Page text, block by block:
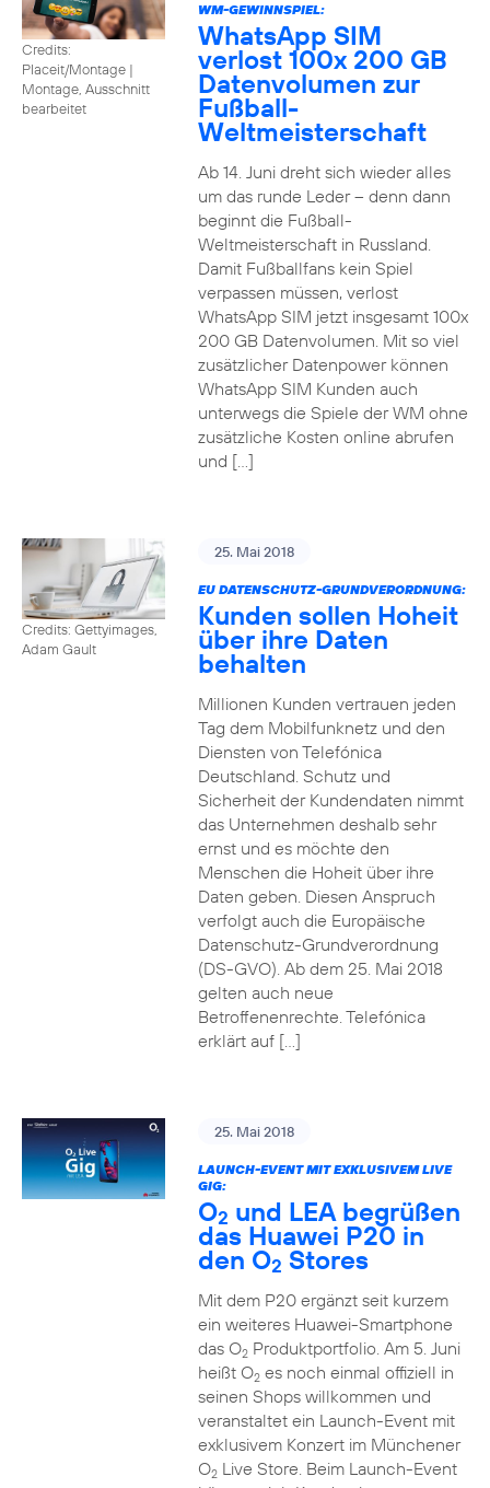
Credits:
Placeit/Montage |
Montage, Ausschnitt
bearbeitet
WM-GEWINNSPIEL:
WhatsApp SIM
verlost 100x 200 GB
Datenvolumen zur
Fußball-
Weltmeisterschaft
Ab 14. Juni dreht sich wieder alles
um das runde Leder – denn dann
beginnt die Fußball-
Weltmeisterschaft in Russland.
Damit Fußballfans kein Spiel
verpassen müssen, verlost
WhatsApp SIM jetzt insgesamt 100x
200 GB Datenvolumen. Mit so viel
zusätzlicher Datenpower können
WhatsApp SIM Kunden auch
unterwegs die Spiele der WM ohne
zusätzliche Kosten online abrufen
und […]
Credits: Gettyimages,
Adam Gault
25. Mai 2018
EU DATENSCHUTZ-GRUNDVERORDNUNG:
Kunden sollen Hoheit
über ihre Daten
behalten
Millionen Kunden vertrauen jeden
Tag dem Mobilfunknetz und den
Diensten von Telefónica
Deutschland. Schutz und
Sicherheit der Kundendaten nimmt
das Unternehmen deshalb sehr
ernst und es möchte den
Menschen die Hoheit über ihre
Daten geben. Diesen Anspruch
verfolgt auch die Europäische
Datenschutz-Grundverordnung
(DS-GVO). Ab dem 25. Mai 2018
gelten auch neue
Betroffenenrechte. Telefónica
erklärt auf […]
25. Mai 2018
LAUNCH-EVENT MIT EXKLUSIVEM LIVE
GIG:
O2 und LEA begrüßen
das Huawei P20 in
den O2 Stores
Mit dem P20 ergänzt seit kurzem
ein weiteres Huawei-Smartphone
das O2Produktportfolio. Am 5. Juni
heißt O2es noch einmal offiziell in
seinen Shops willkommen und
veranstaltet ein Launch-Event mit
exklusivem Konzert im Münchener
O2Live Store. Beim Launch-Event